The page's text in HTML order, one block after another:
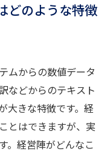
どのような特徴
ムからの数値データ
などからのテキスト
大きな特徴です。経
とはできますが、実
。経営陣がどんなこ